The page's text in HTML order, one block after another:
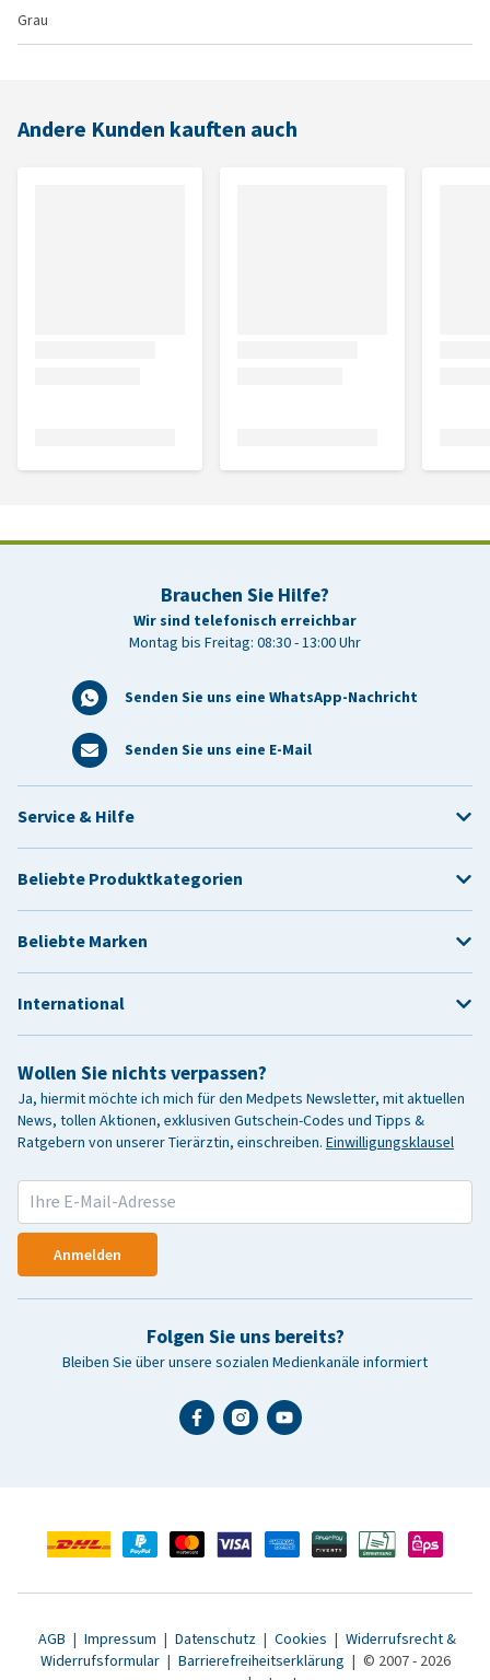
Grau
Andere Kunden kauften auch
Brauchen Sie Hilfe?
Wir sind telefonisch erreichbar
Montag bis Freitag: 08:30 - 13:00 Uhr
Senden Sie uns eine WhatsApp-Nachricht
Senden Sie uns eine E-Mail
Wollen Sie nichts verpassen?
Ja, hiermit möchte ich mich für den Medpets Newsletter, mit aktuellen
News, tollen Aktionen, exklusiven Gutschein-Codes und Tipps &
Ratgebern von unserer Tierärztin, einschreiben. Einwilligungsklausel
Anmelden
Folgen Sie uns bereits?
Bleiben Sie über unsere sozialen Medienkanäle informiert
Service & Hilfe
Beliebte Produktkategorien
Beliebte Marken
International
AGB | Impressum | Datenschutz | Cookies | Widerrufsrecht &
Widerrufsformular | Barrierefreiheitserklärung | © 2007 - 2026